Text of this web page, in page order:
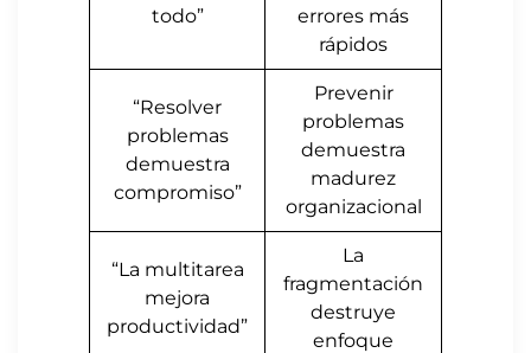
todo”
errores más
rápidos
“Resolver
problemas
demuestra
compromiso”
Prevenir
problemas
demuestra
madurez
organizacional
“La multitarea
mejora
productividad”
La
fragmentación
destruye
enfoque